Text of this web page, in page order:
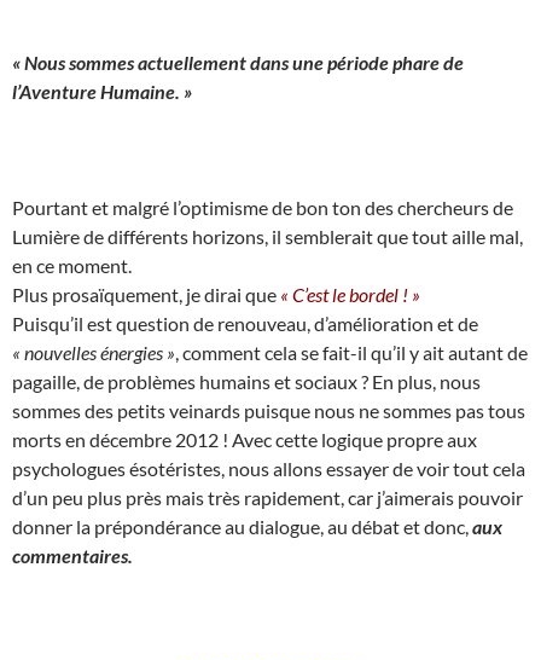
« Nous sommes actuellement dans une période phare de
l’Aventure Humaine. »
Pourtant et malgré l’optimisme de bon ton des chercheurs de
Lumière de différents horizons, il semblerait que tout aille mal,
en ce moment.
Plus prosaïquement, je dirai que « C’est le bordel ! »
Puisqu’il est question de renouveau, d’amélioration et de
« nouvelles énergies » , comment cela se fait-il qu’il y ait autant de
pagaille, de problèmes humains et sociaux ? En plus, nous
sommes des petits veinards puisque nous ne sommes pas tous
morts en décembre 2012 ! Avec cette logique propre aux
psychologues ésotéristes, nous allons essayer de voir tout cela
d’un peu plus près mais très rapidement, car j’aimerais pouvoir
donner la prépondérance au dialogue, au débat et donc, aux
commentaires.